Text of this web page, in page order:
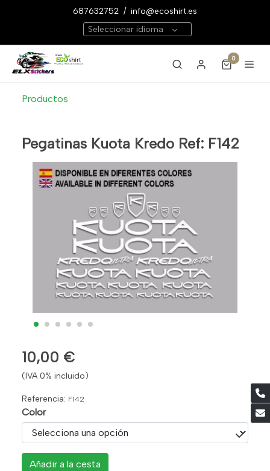
687632752 / info@ecoshirt.es
Seleccionar idioma
0
Productos
Pegatinas Kuota Kredo Ref: F142
10,00 €
(IVA 0% incluido)
Referencia: F142
Color
Añadir a la cesta